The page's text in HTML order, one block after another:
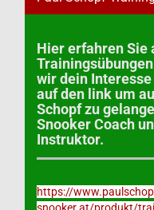
Hier erfahren Sie
wir dein
auf den link um
Schopf zu
Snooker Coach
Instruktor.
https://